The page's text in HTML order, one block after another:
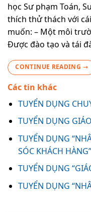
học Sư phạm Toán,
thích thử thách với
muốn: – Một môi
Được đào tạo và tái
CONTINUE READING →
Các tin khác
TUYỂN DỤNG
TUYỂN DỤNG
TUYỂN DỤNG
SÓC KHÁCH HÀNG”
TUYỂN DỤNG
TUYỂN DỤNG